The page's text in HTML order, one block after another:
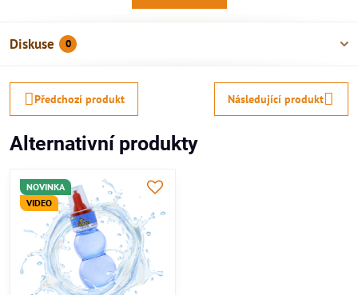
Diskuse 0
Předchozí produkt Následující produkt
Alternativní produkty
NOVINKA
VIDEO